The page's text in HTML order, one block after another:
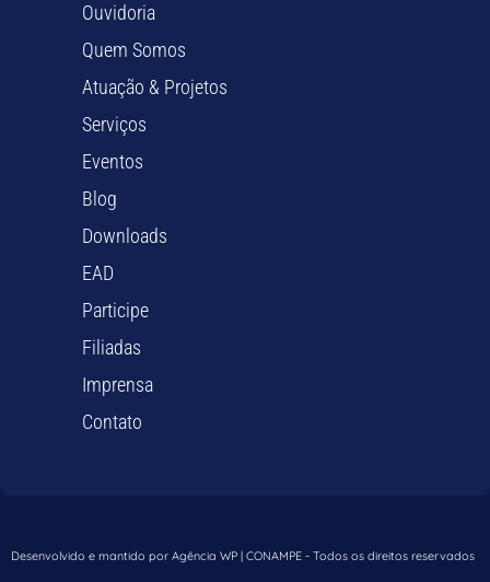
Ouvidoria
Quem Somos
Atuação & Projetos
Serviços
Eventos
Blog
Downloads
EAD
Participe
Filiadas
Imprensa
Contato
Desenvolvido e mantido por Agência WP | CONAMPE - Todos os direitos reservados